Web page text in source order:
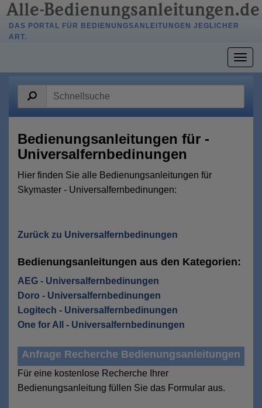
DAS PORTAL FÜR BEDIENUNGSANLEITUNGEN JEGLICHER
ART.
Bedienungsanleitungen für -
Universalfernbedinungen
Hier finden Sie alle Bedienungsanleitungen für
Skymaster - Universalfernbedinungen:
Zurück zu Universalfernbedinungen
Bedienungsanleitungen aus den Kategorien:
AEG - Universalfernbedinungen
Doro - Universalfernbedinungen
Logitech - Universalfernbedinungen
One for All - Universalfernbedinungen
Anfrage Recherche Bedienungsanleitungen
Für eine kostenlose Recherche Ihrer
Bedienungsanleitung füllen Sie das Formular aus.